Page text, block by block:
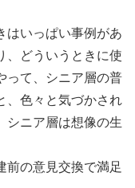
はいっぱい事例があ
、どういうときに使
って、シニア層の普
、色々と気づかされ
シニア層は想像の生
前の意見交換で満足